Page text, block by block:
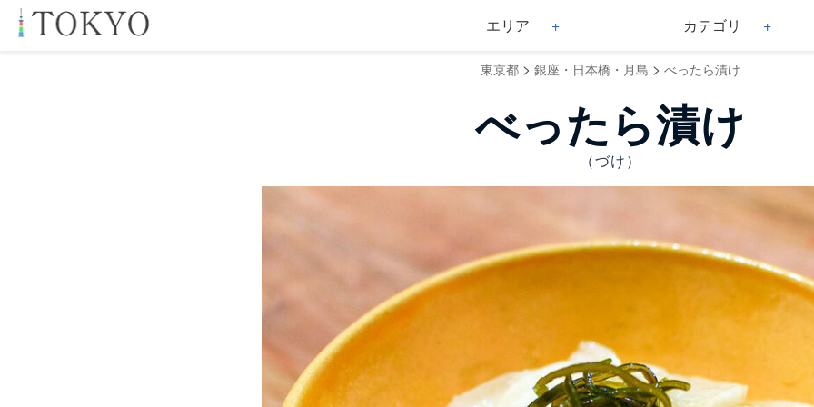
エリア カテゴリ
東京都 > 銀座・日本橋・月島 > べったら漬け
べったら漬け
（づけ）